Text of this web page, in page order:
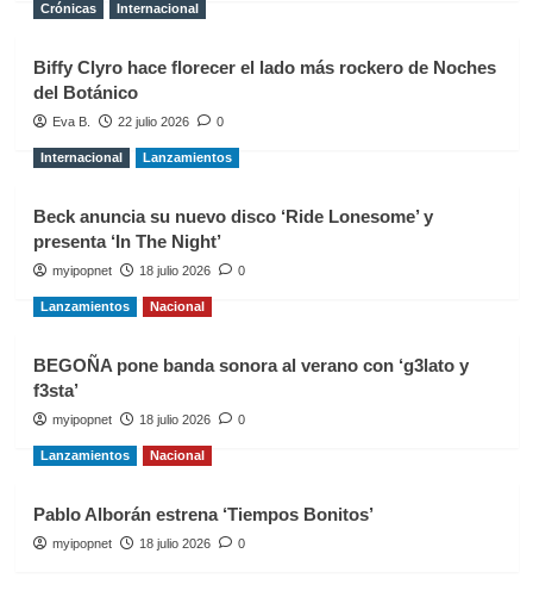
Crónicas Internacional
Biffy Clyro hace florecer el lado más rockero de Noches
del Botánico
Eva B. 22 julio 2026 0
Internacional Lanzamientos
Beck anuncia su nuevo disco ‘Ride Lonesome’ y
presenta ‘In The Night’
myipopnet 18 julio 2026 0
Lanzamientos Nacional
BEGOÑA pone banda sonora al verano con ‘g3lato y
f3sta’
myipopnet 18 julio 2026 0
Lanzamientos Nacional
Pablo Alborán estrena ‘Tiempos Bonitos’
myipopnet 18 julio 2026 0